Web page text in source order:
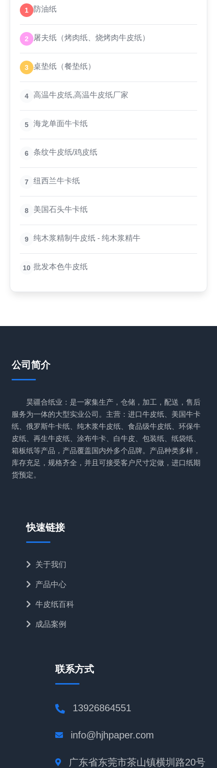
1 防油纸
2 屠夫纸（烤肉纸、烧烤肉牛皮纸）
3 桌垫纸（餐垫纸）
4 高温牛皮纸,高温牛皮纸厂家
5 海龙单面牛卡纸
6 条纹牛皮纸/鸡皮纸
7 纽西兰牛卡纸
8 美国石头牛卡纸
9 纯木浆精制牛皮纸 - 纯木浆精牛
10 批发本色牛皮纸
公司简介
昊疆合纸业：是一家集生产，仓储，加工，配送，售后
服务为一体的大型实业公司。主营：进口牛皮纸、美国牛卡
纸、俄罗斯牛卡纸、纯木浆牛皮纸、食品级牛皮纸、环保牛
皮纸、再生牛皮纸、涂布牛卡、白牛皮、包装纸、纸袋纸、
箱板纸等产品，产品覆盖国内外多个品牌。产品种类多样，
库存充足，规格齐全，并且可接受客户尺寸定做，进口纸期
货预定。
快速链接
关于我们
产品中心
牛皮纸百科
成品案例
联系方式
13926864551
info@hjhpaper.com
广东省东莞市茶山镇横圳路20号